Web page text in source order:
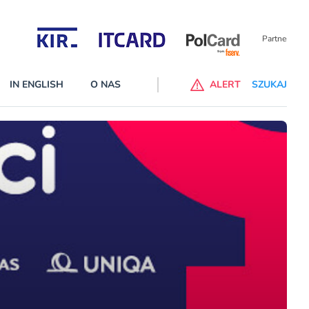
Partnerzy wspierający
do ChataGPT Go dla klientów Revoluta. Nowy benefit we
– Standard i Plus – z usługi będzie można korzsytać za
IN ENGLISH O NAS ALERT SZUKAJ